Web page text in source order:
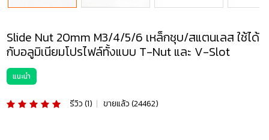
Slide Nut 20mm M3/4/5/6 เหล็กชุบ/สแตนเลส ใช้ได้
กับอลูมิเนียมโปรไฟล์ทั้งแบบ T-Nut และ V-Slot
แนะนำ
รีวิว (1) | ขายแล้ว (24462)